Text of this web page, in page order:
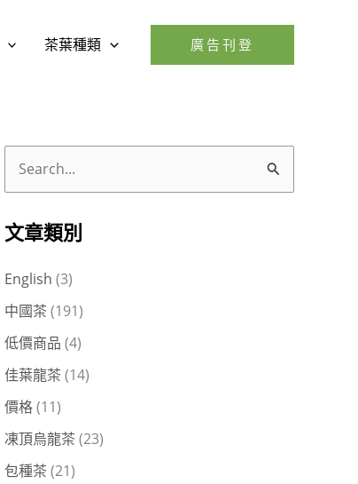
茶葉種類 廣告刊登
關
字
:
文章類別
English (3)
中國茶 (191)
低價商品 (4)
佳葉龍茶 (14)
價格(11)
凍頂烏龍茶 (23)
包種茶 (21)